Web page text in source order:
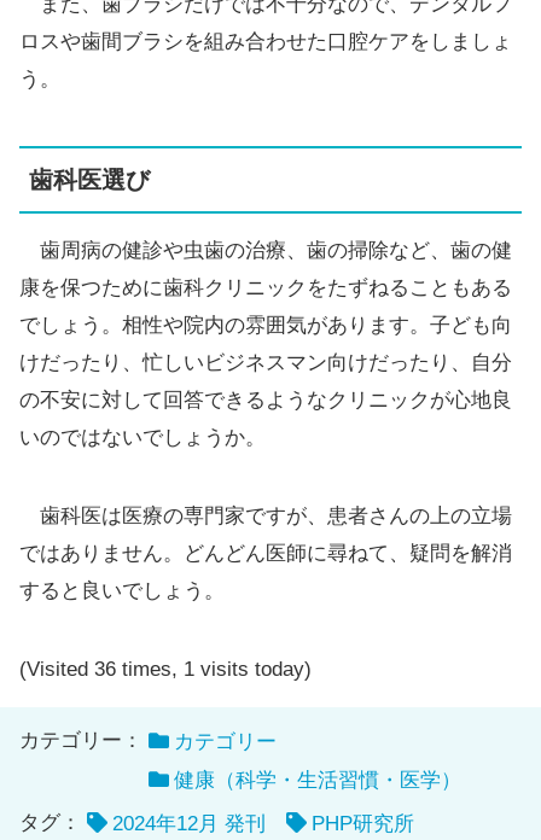
ロスや歯間ブラシを組み合わせた口腔ケアをしましょ
う。
歯科医選び
歯周病の健診や虫歯の治療、歯の掃除など、歯の健
康を保つために歯科クリニックをたずねることもある
でしょう。相性や院内の雰囲気があります。子ども向
けだったり、忙しいビジネスマン向けだったり、自分
の不安に対して回答できるようなクリニックが心地良
いのではないでしょうか。
歯科医は医療の専門家ですが、患者さんの上の立場
ではありません。どんどん医師に尋ねて、疑問を解消
すると良いでしょう。
(Visited 36 times, 1 visits today)
カテゴリー：
カテゴリー
健康（科学・生活習慣・医学）
タグ：
2024年12月 発刊 PHP研究所